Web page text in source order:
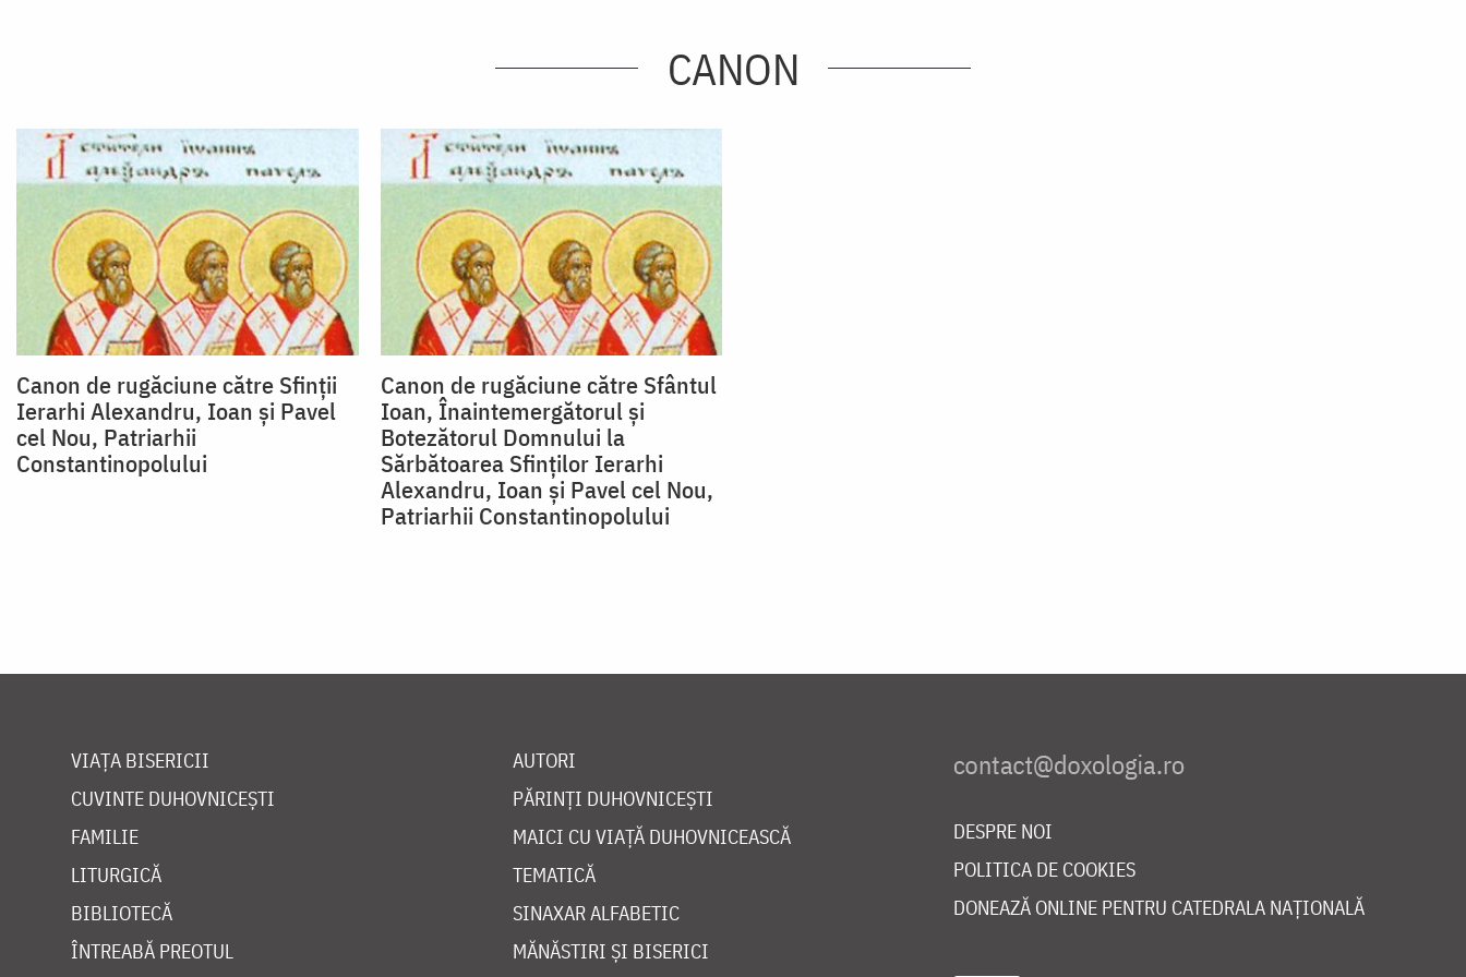
CANON
Canon de rugăciune către Sfinţii
Ierarhi Alexandru, Ioan şi Pavel
cel Nou, Patriarhii
Constantinopolului
Canon de rugăciune către Sfântul
Ioan, Înaintemergătorul şi
Botezătorul Domnului la
Sărbătoarea Sfinţilor Ierarhi
Alexandru, Ioan şi Pavel cel Nou,
Patriarhii Constantinopolului
VIAȚA BISERICII
CUVINTE DUHOVNICEȘTI
FAMILIE
LITURGICĂ
BIBLIOTECĂ
ÎNTREABĂ PREOTUL
AUTORI
PĂRINȚI DUHOVNICEȘTI
MAICI CU VIAȚĂ DUHOVNICEASCĂ
TEMATICĂ
SINAXAR ALFABETIC
MĂNĂSTIRI ȘI BISERICI
DESPRE NOI
POLITICA DE COOKIES
DONEAZĂ ONLINE PENTRU CATEDRALA NAȚIONALĂ